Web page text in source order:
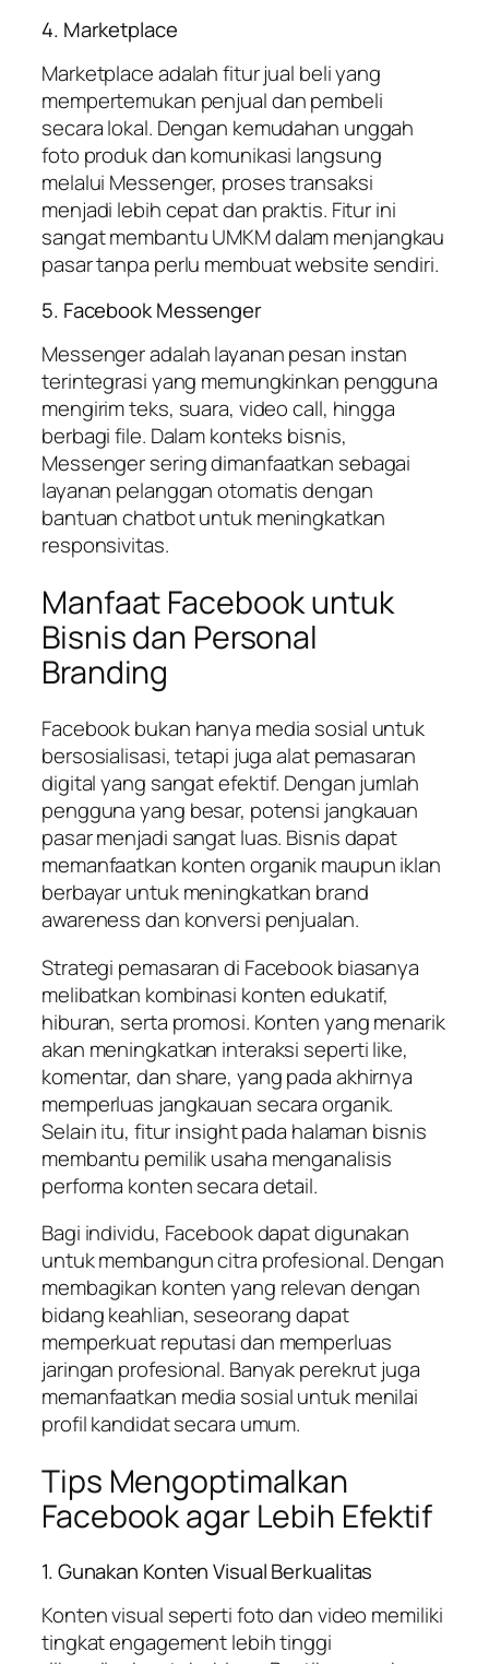
4. Marketplace
Marketplace adalah fitur jual beli yang
mempertemukan penjual dan pembeli
secara lokal. Dengan kemudahan unggah
foto produk dan komunikasi langsung
melalui Messenger, proses transaksi
menjadi lebih cepat dan praktis. Fitur ini
sangat membantu UMKM dalam menjangkau
pasar tanpa perlu membuat website sendiri.
5. Facebook Messenger
Messenger adalah layanan pesan instan
terintegrasi yang memungkinkan pengguna
mengirim teks, suara, video call, hingga
berbagi file. Dalam konteks bisnis,
Messenger sering dimanfaatkan sebagai
layanan pelanggan otomatis dengan
bantuan chatbot untuk meningkatkan
responsivitas.
Manfaat Facebook untuk
Bisnis dan Personal
Branding
Facebook bukan hanya media sosial untuk
bersosialisasi, tetapi juga alat pemasaran
digital yang sangat efektif. Dengan jumlah
pengguna yang besar, potensi jangkauan
pasar menjadi sangat luas. Bisnis dapat
memanfaatkan konten organik maupun iklan
berbayar untuk meningkatkan brand
awareness dan konversi penjualan.
Strategi pemasaran di Facebook biasanya
melibatkan kombinasi konten edukatif,
hiburan, serta promosi. Konten yang menarik
akan meningkatkan interaksi seperti like,
komentar, dan share, yang pada akhirnya
memperluas jangkauan secara organik.
Selain itu, fitur insight pada halaman bisnis
membantu pemilik usaha menganalisis
performa konten secara detail.
Bagi individu, Facebook dapat digunakan
untuk membangun citra profesional. Dengan
membagikan konten yang relevan dengan
bidang keahlian, seseorang dapat
memperkuat reputasi dan memperluas
jaringan profesional. Banyak perekrut juga
memanfaatkan media sosial untuk menilai
profil kandidat secara umum.
Tips Mengoptimalkan
Facebook agar Lebih Efektif
1. Gunakan Konten Visual Berkualitas
Konten visual seperti foto dan video memiliki
tingkat engagement lebih tinggi